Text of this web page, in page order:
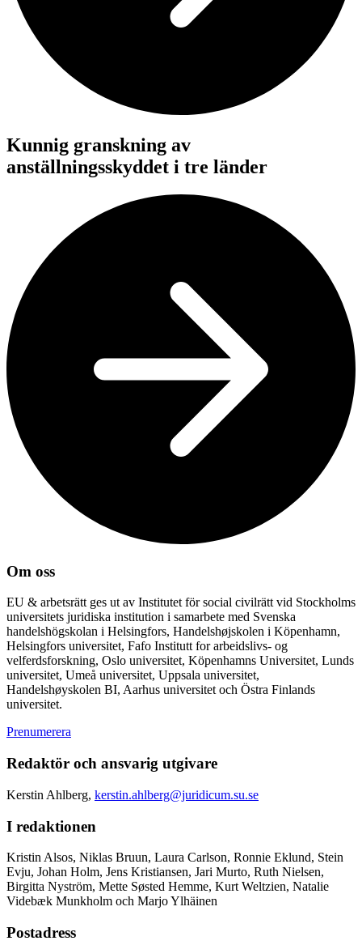
Kunnig granskning av
anställningsskyddet i tre länder
Om oss
EU & arbetsrätt ges ut av Institutet för social civilrätt vid Stockholms
universitets juridiska institution i samarbete med Svenska
handelshögskolan i Helsingfors, Handelshøjskolen i Köpenhamn,
Helsingfors universitet, Fafo Institutt for arbeidslivs- og
velferdsforskning, Oslo universitet, Köpenhamns Universitet, Lunds
universitet, Umeå universitet, Uppsala universitet,
Handelshøyskolen BI, Aarhus universitet och Östra Finlands
universitet.
Prenumerera
Redaktör och ansvarig utgivare
Kerstin Ahlberg, kerstin.ahlberg@juridicum.su.se
I redaktionen
Kristin Alsos, Niklas Bruun, Laura Carlson, Ronnie Eklund, Stein
Evju, Johan Holm, Jens Kristiansen, Jari Murto, Ruth Nielsen,
Birgitta Nyström, Mette Søsted Hemme, Kurt Weltzien, Natalie
Videbæk Munkholm och Marjo Ylhäinen
Postadress